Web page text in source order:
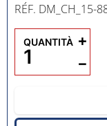
RÉF. DM_CH_15-
QUANTITÀ
−
+